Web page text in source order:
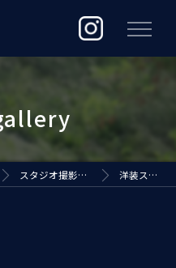
スタジオ撮影（EARTH STUDIO） 洋装スタジオ撮影